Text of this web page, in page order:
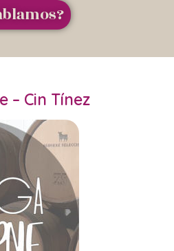
– Cin Tínez